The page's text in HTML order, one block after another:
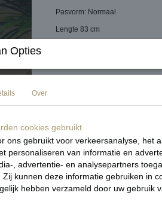
Pasvorm: Normaal
Lengte 83 cm
Reacties
Opties
Over
cookies gebruikt
ons gebruikt voor verkeersanalyse, het
personaliseren van informatie en
, advertentie- en analysepartners
kunnen deze informatie gebruiken in
hebben verzameld door uw gebruik